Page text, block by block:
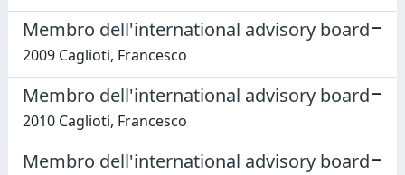
Membro dell'international advisory board
2009 Caglioti, Francesco
Membro dell'international advisory board
2010 Caglioti, Francesco
Membro dell'international advisory board